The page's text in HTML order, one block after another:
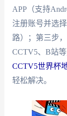
APP（支持
注册账号并选
路）；第三步
CCTV5、B站
CCTV5世界杯
轻松解决。